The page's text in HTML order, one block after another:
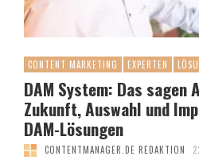
CONTENT MARKETING EXPERTEN
DAM System: Das sagen
Zukunft, Auswahl und
DAM-Lösungen
CONTENTMANAGER.DE REDAKTION